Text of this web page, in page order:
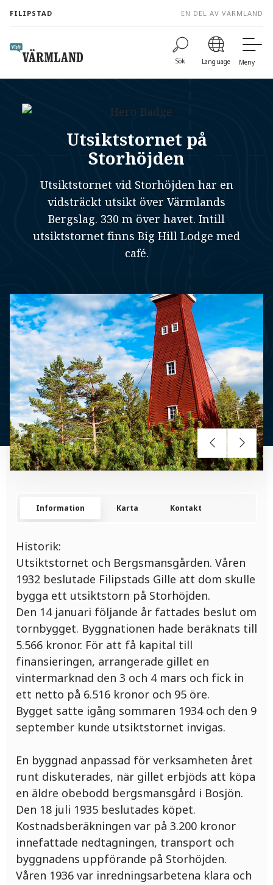
content
FILIPSTAD EN DEL AV VÄRMLAND
Sök Language Meny
Utsiktstornet på
Storhöjden
Utsiktstornet vid Storhöjden har en
vidsträckt utsikt över Värmlands
Bergslag. 330 m över havet. Intill
utsiktstornet finns Big Hill Lodge med
café.
Information Karta Kontakt
Historik:
Utsiktstornet och Bergsmansgården. Våren
1932 beslutade Filipstads Gille att dom skulle
bygga ett utsiktstorn på Storhöjden.
Den 14 januari följande år fattades beslut om
tornbygget. Byggnationen hade beräknats till
5.566 kronor. För att få kapital till
finansieringen, arrangerade gillet en
vintermarknad den 3 och 4 mars och fick in
ett netto på 6.516 kronor och 95 öre.
Bygget satte igång sommaren 1934 och den 9
september kunde utsiktstornet invigas.
En byggnad anpassad för verksamheten året
runt diskuterades, när gillet erbjöds att köpa
en äldre obebodd bergsmansgård i Bosjön.
Den 18 juli 1935 beslutades köpet.
Kostnadsberäkningen var på 3.200 kronor
innefattade nedtagningen, transport och
byggnadens uppförande på Storhöjden.
Våren 1936 var inredningsarbetena klara och